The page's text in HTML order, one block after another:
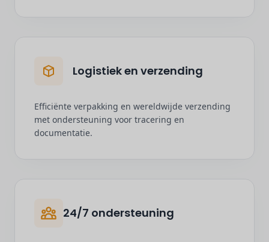
Logistiek en verzending
Efficiënte verpakking en wereldwijde verzending
met ondersteuning voor tracering en
documentatie.
24/7 ondersteuning